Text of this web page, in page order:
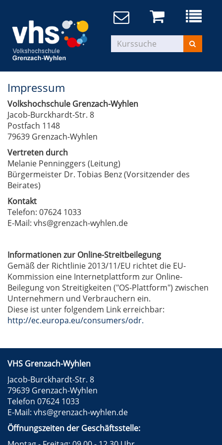
Impressum
Volkshochschule Grenzach-Wyhlen
Jacob-Burckhardt-Str. 8
Postfach 1148
79639 Grenzach-Wyhlen
Vertreten durch
Melanie Penninggers (Leitung)
Bürgermeister Dr. Tobias Benz (Vorsitzender des
Beirates)
Kontakt
Telefon: 07624 1033
E-Mail: vhs@grenzach-wyhlen.de
Informationen zur Online-Streitbeilegung
Gemäß der Richtlinie 2013/11/EU richtet die EU-
Kommission eine Internetplattform zur Online-
Beilegung von Streitigkeiten ("OS-Plattform") zwischen
Unternehmern und Verbrauchern ein.
Diese ist unter folgendem Link erreichbar:
http://ec.europa.eu/consumers/odr.
VHS Grenzach-Wyhlen
Jacob-Burckhardt-Str. 8
79639 Grenzach-Wyhlen
Telefon 07624 1033
E-Mail: vhs@grenzach-wyhlen.de
Öffnungszeiten der Geschäftsstelle: